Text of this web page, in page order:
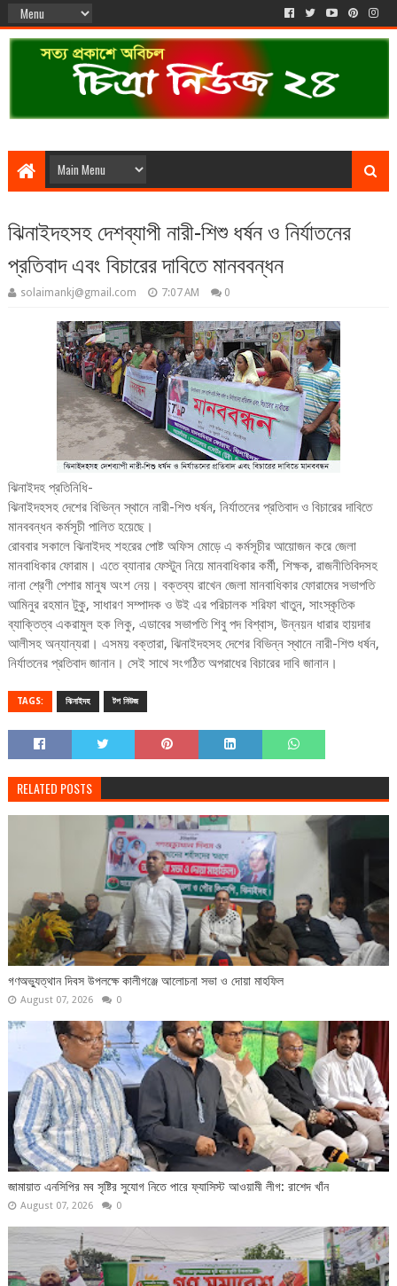
ঝিনাইদহসহ দেশব্যাপী নারী-শিশু ধর্ষন ও নির্যাতনের
প্রতিবাদ এবং বিচারের দাবিতে মানববন্ধন
solaimankj@gmail.com 7:07 AM 0
ঝিনাইদহ প্রতিনিধি-
ঝিনাইদহসহ দেশের বিভিন্ন স্থানে নারী-শিশু ধর্ষন, নির্যাতনের প্রতিবাদ ও বিচারের দাবিতে
মানববন্ধন কর্মসূচী পালিত হয়েছে।
রোববার সকালে ঝিনাইদহ শহরের পোষ্ট অফিস মোড়ে এ কর্মসূচীর আয়োজন করে জেলা
মানবাধিকার ফোরাম। এতে ব্যানার ফেস্টুন নিয়ে মানবাধিকার কর্মী, শিক্ষক, রাজনীতিবিদসহ
নানা শ্রেণী পেশার মানুষ অংশ নেয়। বক্তব্য রাখেন জেলা মানবাধিকার ফোরামের সভাপতি
আমিনুর রহমান টুকু, সাধারণ সম্পাদক ও উই এর পরিচালক শরিফা খাতুন, সাংস্কৃতিক
ব্যাক্তিত্ব একরামুল হক লিকু, এডাবের সভাপতি শিবু পদ বিশ্বাস, উন্নয়ন ধারার হায়দার
আলীসহ অন্যান্যরা। এসময় বক্তারা, ঝিনাইদহসহ দেশের বিভিন্ন স্থানে নারী-শিশু ধর্ষন,
নির্যাতনের প্রতিবাদ জানান। সেই সাথে সংগঠিত অপরাধের বিচারের দাবি জানান।
TAGS: ঝিনাইদহ টপ নিউজ
RELATED POSTS
গণঅভ্যুত্থান দিবস উপলক্ষে কালীগঞ্জে আলোচনা সভা ও দোয়া মাহফিল
August 07, 2026 0
জামায়াত এনসিপির মব সৃষ্টির সুযোগ নিতে পারে ফ্যাসিস্ট আওয়ামী লীগ: রাশেদ খাঁন
August 07, 2026 0